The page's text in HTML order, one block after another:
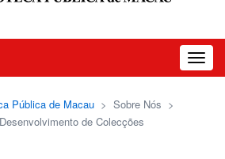
Pública de Macau > Sobre Nós >
de Colecções